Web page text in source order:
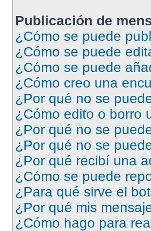
Publicación de
¿Cómo se puede
¿Cómo se puede
¿Cómo se puede
¿Cómo creo una
¿Por qué no se
¿Cómo edito o borro
¿Por qué no se
¿Por qué no se
¿Por qué recibí una
¿Cómo se puede
¿Para qué sirve el
¿Por qué mis
¿Cómo hago para